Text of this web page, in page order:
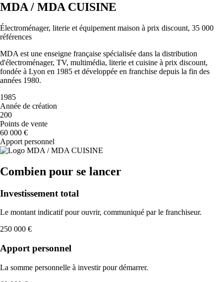
MDA / MDA CUISINE
Électroménager, literie et équipement maison à prix discount, 35 000
références
MDA est une enseigne française spécialisée dans la distribution
d'électroménager, TV, multimédia, literie et cuisine à prix discount,
fondée à Lyon en 1985 et développée en franchise depuis la fin des
années 1980.
1985
Année de création
200
Points de vente
60 000 €
Apport personnel
Combien pour se lancer
Investissement total
Le montant indicatif pour ouvrir, communiqué par le franchiseur.
250 000 €
Apport personnel
La somme personnelle à investir pour démarrer.